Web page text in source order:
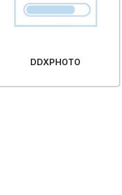
DDXPHOTO